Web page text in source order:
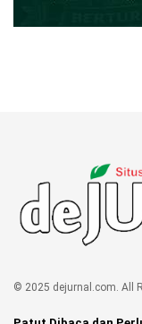
© 2025 dejurnal.com. All